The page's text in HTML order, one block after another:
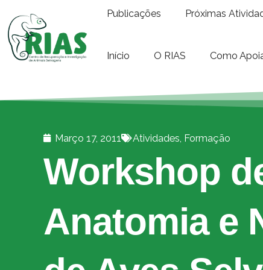
Publicações Próximas
Início O RIAS Como
Março 17, 2011 Atividades, Formação
Workshop
Anatomia e